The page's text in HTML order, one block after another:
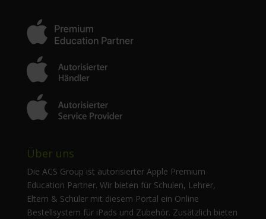
Über uns
Die ACS Group ist autorisierter Apple Premium
Education Partner. Wir bieten für Schulen, Lehrer,
Eltern & Schüler mit diesem Portal ein Online
Bestellsystem für iPads und Zubehör. Zusätzlich bieten